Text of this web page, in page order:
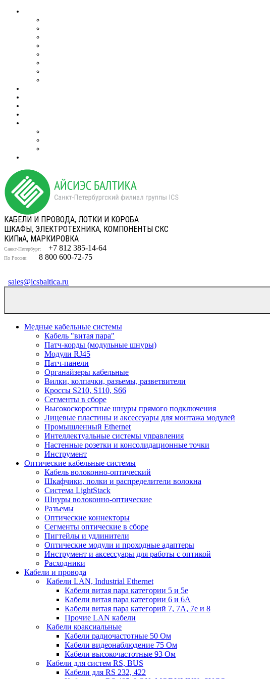
КАБЕЛИ И ПРОВОДА, ЛОТКИ И КОРОБА
ШКАФЫ, ЭЛЕКТРОТЕХНИКА, КОМПОНЕНТЫ СКС
КИПиА, МАРКИРОВКА
Санкт-Петербург: +7 812 385-14-64
По России: 8 800 600-72-75
sales@icsbaltica.ru
Медные кабельные системы
Кабель "витая пара"
Патч-корды (модульные шнуры)
Модули RJ45
Патч-панели
Органайзеры кабельные
Вилки, колпачки, разъемы, разветвители
Кроссы S210, S110, S66
Сегменты в сборе
Высокоскоростные шнуры прямого подключения
Лицевые пластины и аксессуары для монтажа модулей
Промышленный Ethernet
Интеллектуальные системы управления
Настенные розетки и консолидационные точки
Инструмент
Оптические кабельные системы
Кабель волоконно-оптический
Шкафчики, полки и распределители волокна
Система LightStack
Шнуры волоконно-оптические
Разъемы
Оптические коннекторы
Сегменты оптические в сборе
Пигтейлы и удлинители
Оптические модули и проходные адаптеры
Инструмент и аксессуары для работы с оптикой
Расходники
Кабели и провода
Кабели LAN, Industrial Ethernet
Кабели витая пара категории 5 и 5е
Кабели витая пара категории 6 и 6A
Кабели витая пара категорий 7, 7А, 7е и 8
Прочие LAN кабели
Кабели коаксиальные
Кабели радиочастотные 50 Ом
Кабели видеонаблюдение 75 Ом
Кабели высокочастотные 93 Ом
Кабели для систем RS, BUS
Кабели для RS 232, 422